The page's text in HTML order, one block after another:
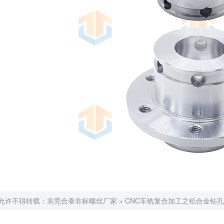
许不得转载： 东莞合泰非标螺丝厂家 » CNC车铣复合加工之铝合金钻